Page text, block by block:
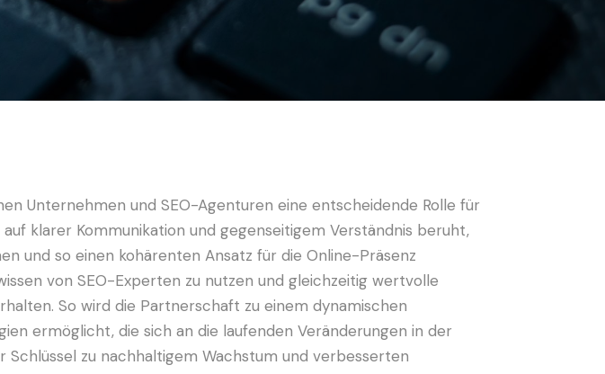
Unternehmen und SEO-Agenturen eine entscheidende Rolle für
klarer Kommunikation und gegenseitigem Verständnis beruht,
und so einen kohärenten Ansatz für die Online-Präsenz
von SEO-Experten zu nutzen und gleichzeitig wertvolle
So wird die Partnerschaft zu einem dynamischen
ermöglicht, die sich an die laufenden Veränderungen in der
zu nachhaltigem Wachstum und verbesserten